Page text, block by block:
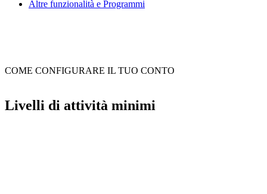
Altre funzionalità e Programmi
COME CONFIGURARE IL TUO CONTO
Livelli di attività minimi